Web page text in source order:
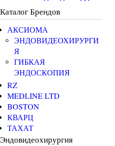
Вы здесь
Каталог Брендов
АКСИОМА
ЭНДОВИДЕОХИРУРГИ
Я
ГИБКАЯ
ЭНДОСКОПИЯ
RZ
MEDLINE LTD
BOSTON
КВАРЦ
ТАХАТ
Эндовидеохирургия